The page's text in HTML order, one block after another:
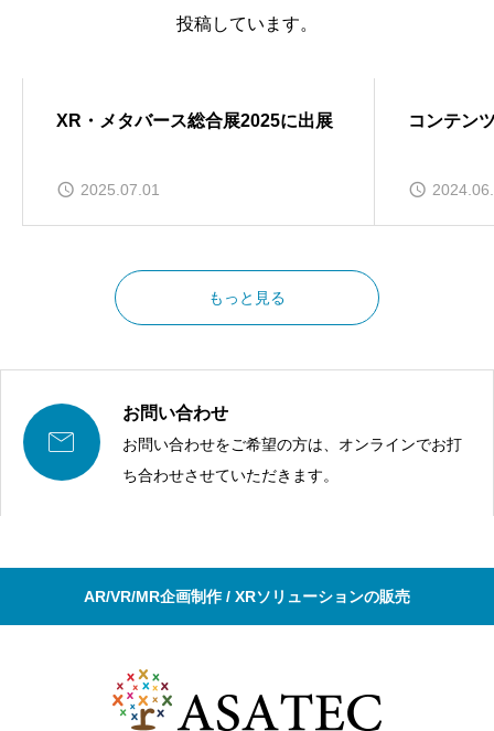
投稿しています。
XR・メタバース総合展2025に出展
2025.07.01
コンテン
もっと見る

お問い合わせ
お問い合わせをご希望の方は、オンラインでお打
ち合わせさせていただきます。
AR/VR/MR企画制作 / XRソリューションの販売